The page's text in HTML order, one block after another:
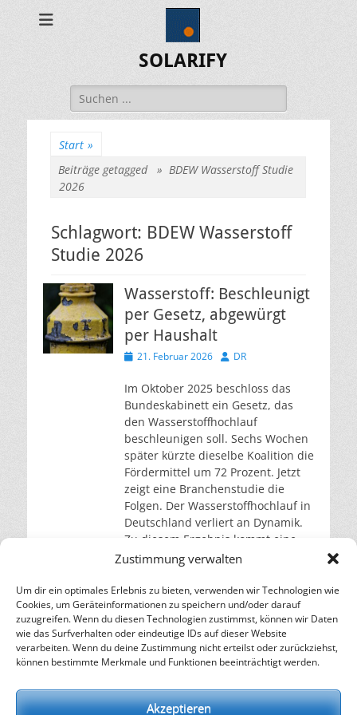
Zustimmung verwalten
Um dir ein optimales Erlebnis zu bieten, verwenden wir Technologien wie
Cookies, um Geräteinformationen zu speichern und/oder darauf
zuzugreifen. Wenn du diesen Technologien zustimmst, können wir Daten
wie das Surfverhalten oder eindeutige IDs auf dieser Website
verarbeiten. Wenn du deine Zustimmung nicht erteilst oder zurückziehst,
können bestimmte Merkmale und Funktionen beeinträchtigt werden.
Akzeptieren
SOLARIFY
Suchen
nach:
Start »
Beiträge getagged » BDEW Wasserstoff Studie
2026
Schlagwort: BDEW Wasserstoff
Studie 2026
Wasserstoff: Beschleunigt
per Gesetz, abgewürgt
per Haushalt
Veröffentlicht
21. Februar 2026 Autor
DR
Im Oktober 2025 beschloss das
Bundeskabinett ein Gesetz, das
den Wasserstoffhochlauf
beschleunigen soll. Sechs Wochen
später kürzte dieselbe Koalition die
Fördermittel um 72 Prozent. Jetzt
zeigt eine Branchenstudie die
Folgen. Der Wasserstoffhochlauf in
Deutschland verliert an Dynamik.
Zu diesem Ergebnis kommt eine
Studie von Capgemini Invent, die
Energiemesse E-world in
weiterlesen…
– Energie für die Zukunft –
Nachhaltigkeit, Kreislaufwirtschaft,